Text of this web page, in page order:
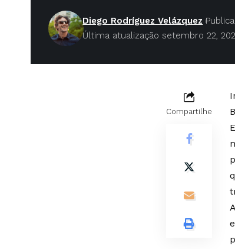
Última atualização setembro 22,
Diego Rodríguez Velázquez
Compartilhe